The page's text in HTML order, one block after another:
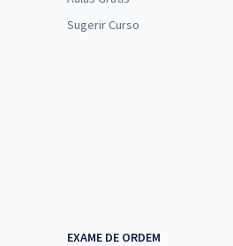
Sugerir Curso
EXAME DE ORDEM